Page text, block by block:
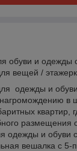
обуви и одежды
вещей /
одежды и
в
квартир,
одежды и обуви
вешалка с 5-